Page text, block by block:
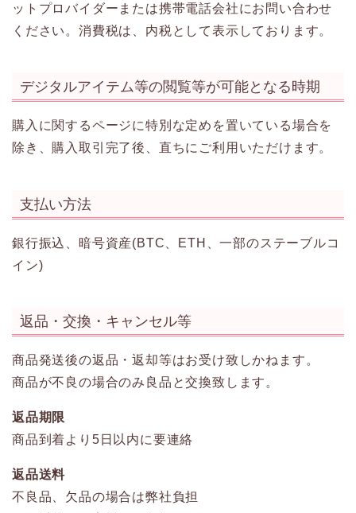
ットプロバイダーまたは携帯電話会社にお問い合わせ
ください。消費税は、内税として表示しております。
デジタルアイテム等の閲覧等が可能となる時期
購入に関するページに特別な定めを置いている場合を
除き、購入取引完了後、直ちにご利用いただけます。
支払い方法
銀行振込、暗号資産(BTC、ETH、一部のステーブルコ
イン)
返品・交換・キャンセル等
商品発送後の返品・返却等はお受け致しかねます。
商品が不良の場合のみ良品と交換致します。
返品期限
商品到着より5日以内に要連絡
返品送料
不良品、欠品の場合は弊社負担